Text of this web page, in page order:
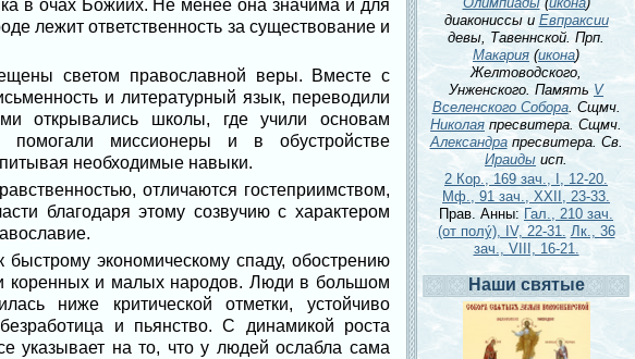
в очах Божиих. Не менее она значима и для
лежит ответственность за существование и
светом православной веры. Вместе с
и литературный язык, переводили
открывались школы, где учили основам
помогали миссионеры и в обустройстве
необходимые навыки.
отличаются гостеприимством,
благодаря этому созвучию с характером
быстрому экономическому спаду, обострению
коренных и малых народов. Люди в большом
ниже критической отметки, устойчиво
и пьянство. С динамикой роста
указывает на то, что у людей ослабла сама
диакониссы и Евпраксии
девы, Тавеннской. Прп.
Макария (икона)
Желтоводского,
Унженского. Память V
Вселенского Собора. Сщмч.
Николая пресвитера. Сщмч.
Александрапресвитера. Св.
Ираиды исп.
2 Кор., 169 зач., I, 12-20.
Мф., 91 зач., XXII, 23-33.
Прав. Анны: Гал., 210 зач.
(от полу́), IV, 22-31. Лк., 36
зач., VIII, 16-21.
Наши святые